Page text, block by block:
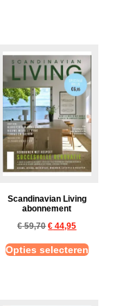
Scandinavian Living
abonnement
€59,70 € 44,95
Opties selecteren